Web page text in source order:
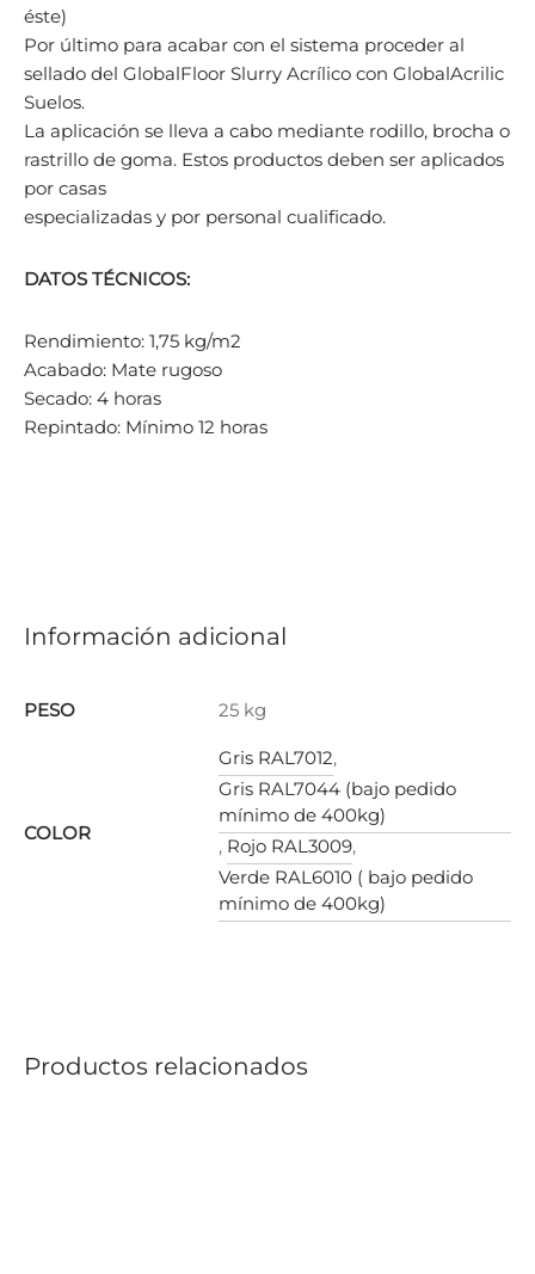
éste)
Por último para acabar con el sistema proceder al
sellado del GlobalFloor Slurry Acrílico con GlobalAcrilic
Suelos.
La aplicación se lleva a cabo mediante rodillo, brocha o
rastrillo de goma. Estos productos deben ser aplicados
por casas
especializadas y por personal cualificado.
DATOS TÉCNICOS:
Rendimiento: 1,75 kg/m2
Acabado: Mate rugoso
Secado: 4 horas
Repintado: Mínimo 12 horas
Información adicional
PESO 25 kg
COLOR
Gris RAL7012,
Gris RAL7044 (bajo pedido
mínimo de 400kg)
, Rojo RAL3009,
Verde RAL6010 ( bajo pedido
mínimo de 400kg)
Productos relacionados